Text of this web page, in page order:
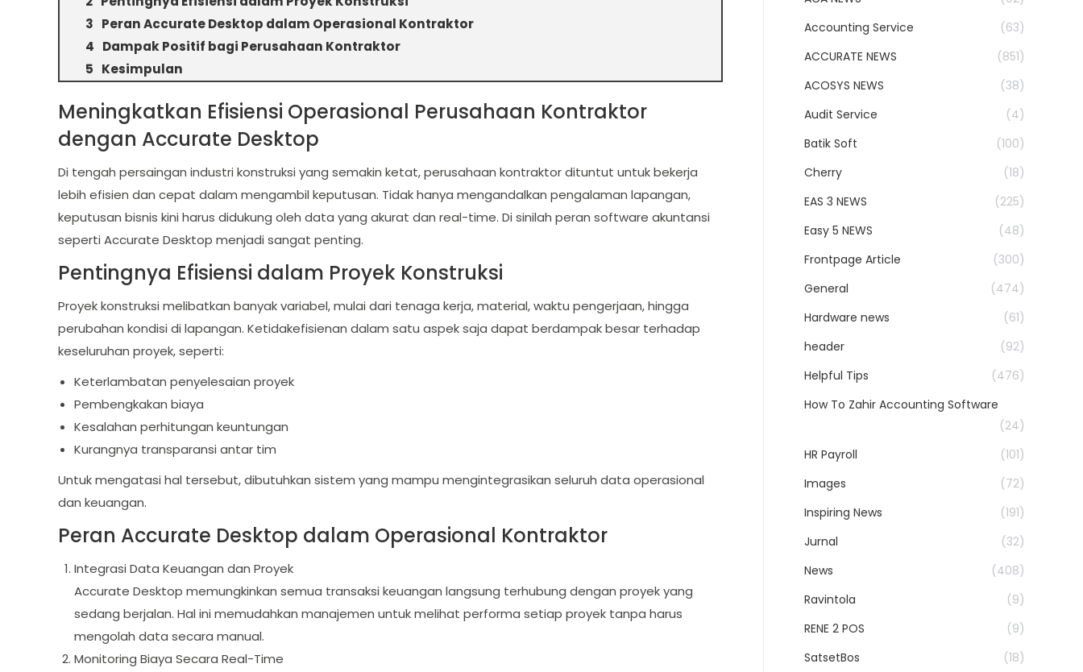
Peran Accurate Desktop dalam Operasional Kontraktor
Dampak Positif bagi Perusahaan Kontraktor
Kesimpulan
Meningkatkan Efisiensi Operasional Perusahaan Kontraktor
dengan Accurate Desktop
Di tengah persaingan industri konstruksi yang semakin ketat, perusahaan kontraktor dituntut untuk bekerja
lebih efisien dan cepat dalam mengambil keputusan. Tidak hanya mengandalkan pengalaman lapangan,
keputusan bisnis kini harus didukung oleh data yang akurat dan real-time. Di sinilah peran software akuntansi
seperti Accurate Desktop menjadi sangat penting.
Pentingnya Efisiensi dalam Proyek Konstruksi
Proyek konstruksi melibatkan banyak variabel, mulai dari tenaga kerja, material, waktu pengerjaan, hingga
perubahan kondisi di lapangan. Ketidakefisienan dalam satu aspek saja dapat berdampak besar terhadap
keseluruhan proyek, seperti:
Keterlambatan penyelesaian proyek
Pembengkakan biaya
Kesalahan perhitungan keuntungan
Kurangnya transparansi antar tim
Untuk mengatasi hal tersebut, dibutuhkan sistem yang mampu mengintegrasikan seluruh data operasional
dan keuangan.
Peran Accurate Desktop dalam Operasional Kontraktor
Integrasi Data Keuangan dan Proyek
Accurate Desktop memungkinkan semua transaksi keuangan langsung terhubung dengan proyek yang
sedang berjalan. Hal ini memudahkan manajemen untuk melihat performa setiap proyek tanpa harus
mengolah data secara manual.
Monitoring Biaya Secara Real-Time
Accounting Service
(63)
ACCURATE NEWS
(851)
ACOSYS NEWS
(38)
Audit Service
(4)
Batik Soft
(100)
Cherry
(18)
EAS 3 NEWS
(225)
Easy 5 NEWS
(48)
Frontpage Article
(300)
General
(474)
Hardware news
(61)
header
(92)
Helpful Tips
(476)
How To Zahir Accounting Software
(24)
HR Payroll
(101)
Images
(72)
Inspiring News
(191)
Jurnal
(32)
News
(408)
Ravintola
(9)
RENE 2 POS
(9)
SatsetBos
(18)